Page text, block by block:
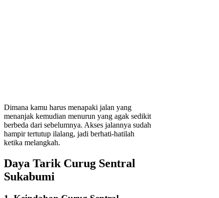
Dimana kamu harus menapaki jalan yang
menanjak kemudian menurun yang agak sedikit
berbeda dari sebelumnya. Akses jalannya sudah
hampir tertutup ilalang, jadi berhati-hatilah
ketika melangkah.
Daya Tarik Curug Sentral
Sukabumi